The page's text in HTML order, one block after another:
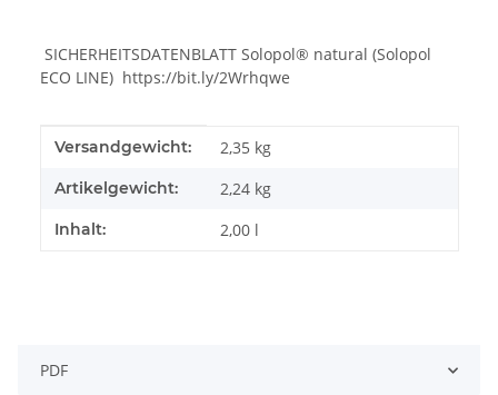
SICHERHEITSDATENBLATT Solopol® natural (Solopol
ECO LINE) https://bit.ly/2Wrhqwe
Produkteigenschaft
Wert
Versandgewicht: 2,35 kg
Artikelgewicht: 2,24 kg
Inhalt: 2,00 l
PDF